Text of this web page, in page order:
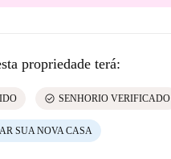
propriedade terá:
check_circle SENHORIO VERIFICADO
SUA NOVA CASA